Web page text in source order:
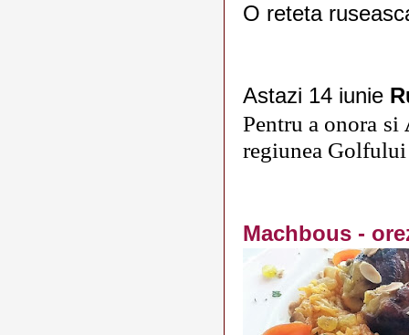
O reteta
Astazi 14 iunie
Pentru a onora si
regiunea
Machbous -